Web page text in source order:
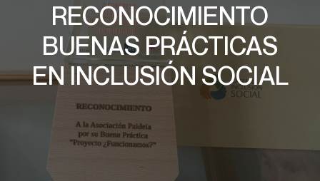
RECONOCIMIENTO
BUENAS PRÁCTICAS
EN INCLUSIÓN SOCIAL